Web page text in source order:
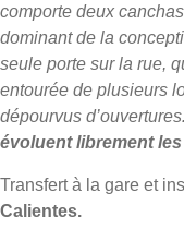
comporte deux
dominant de la
seule porte sur la rue,
entourée de plusieurs
dépourvus d’ouvertures
évoluent librement
Transfert à la gare et
Calientes.